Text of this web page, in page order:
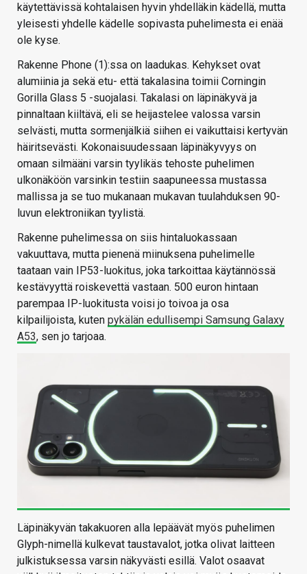
käytettävissä kohtalaisen hyvin yhdelläkin kädellä, mutta
yleisesti yhdelle kädelle sopivasta puhelimesta ei enää
ole kyse.
Rakenne Phone (1):ssa on laadukas. Kehykset ovat
alumiinia ja sekä etu- että takalasina toimii Corningin
Gorilla Glass 5 -suojalasi. Takalasi on läpinäkyvä ja
pinnaltaan kiiltävä, eli se heijastelee valossa varsin
selvästi, mutta sormenjälkiä siihen ei vaikuttaisi kertyvän
häiritsevästi. Kokonaisuudessaan läpinäkyvyys on
omaan silmääni varsin tyylikäs tehoste puhelimen
ulkonäköön varsinkin testiin saapuneessa mustassa
mallissa ja se tuo mukanaan mukavan tuulahduksen 90-
luvun elektroniikan tyylistä.
Rakenne puhelimessa on siis hintaluokassaan
vakuuttava, mutta pienenä miinuksena puhelimelle
taataan vain IP53-luokitus, joka tarkoittaa käytännössä
kestävyyttä roiskevettä vastaan. 500 euron hintaan
parempaa IP-luokitusta voisi jo toivoa ja osa
kilpailijoista, kuten pykälän edullisempi Samsung Galaxy
A53, sen jo tarjoaa.
Läpinäkyvän takakuoren alla lepäävät myös puhelimen
Glyph-nimellä kulkevat taustavalot, jotka olivat laitteen
julkistuksessa varsin näkyvästi esillä. Valot osaavat